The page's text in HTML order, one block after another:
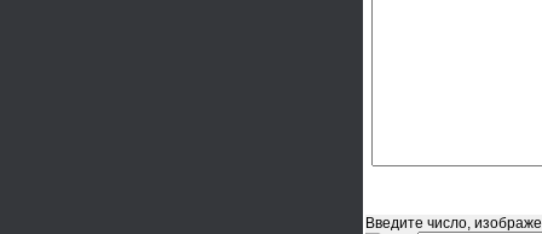
Введите число,